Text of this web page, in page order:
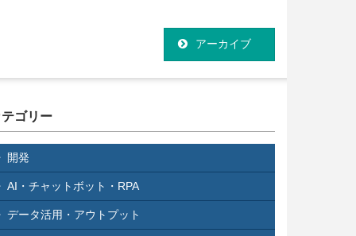
アーカイブ
ゴリー
開発
AI・チャットボット・RPA
データ活用・アウトプット